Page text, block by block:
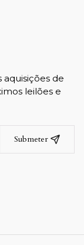
de
leilões e
Submeter